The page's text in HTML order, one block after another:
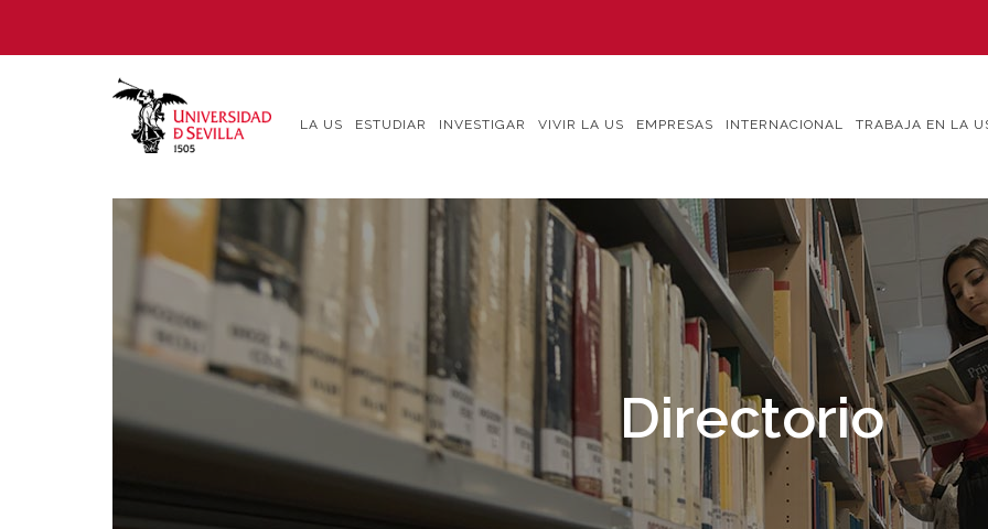
contenido
LA US ESTUDIAR INVESTIGAR VIVIR LA US EMPRESAS INTERNACIONAL TRABAJA EN LA
Directorio